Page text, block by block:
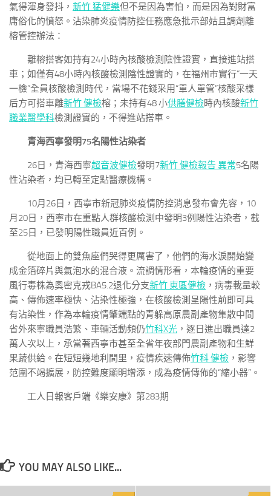
氣得渾身發抖， 新竹 猛健樂但不是因為害怕，而是因為對財富
庸俗化的憤怒。沾染肺炎疫情防控任務應急批示部姑且調劑離
榕管控辦法：
離榕搭客如持有24小時內核酸檢測陰性證實，直接進站搭
車；如僅有48小時內核酸檢測陰性證實的，在福州市實行“一天
一檢”全員核酸檢測時代，當場不花錢采用“單人單管”核酸采樣
后方可搭車離新竹 健檢榕；未持有48 小供膳健檢時內核酸新竹
職業醫學科檢測證實的，不得進站搭車。
青海西寧發明75名陽性沾染者
26日，青海西寧超音波健檢發明7新竹 健檢報告 異常5名陽
性沾染者，均已轉至定點醫療機構。
10月26日，西寧市新冠肺炎疫情防控消息發布會先容，10
月20日，西寧市在重點人群核酸檢測中發明3例陽性沾染者，截
至25日，已發明陽性職員近百例。
從地面上的雙魚座們哭得更厲害了，他們的海水淚開始變
成金箔碎片與氣泡水的混合液。流調情形看，本輪疫情的重要
風行毒株為奧密克戎BA5.2退化分支新竹 東區健檢 ，病毒載量較
高、傳佈速率極快、沾染性極強，在核酸檢測呈陽性前即可具
有沾染性，作為本輪疫情肇端點的青躲高原農副產物集散中間
省外來寧職員浩繁、車輛活動頻仍竹科X光 ，逐日進出職員達2
萬人次以上，承當著西寧市甚至全省年夜部門農副產物和生鮮
果蔬供給。在短短幾地利間里，疫情疾速傳佈竹科 健檢 ，影響
范圍不竭擴展，防控難度顯明增添，成為疫情傳佈的“縮小器”。
工人日報客戶端《樂安康》第283期
YOU MAY ALSO LIKE...